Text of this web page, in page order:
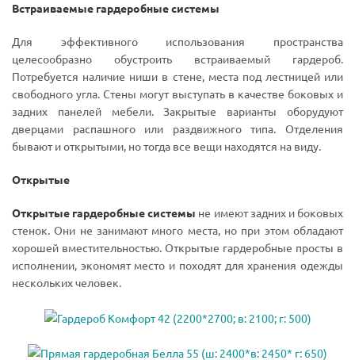
Встраиваемые гардеробные системы
Для эффективного использования пространства
целесообразно обустроить встраиваемый гардероб.
Потребуется наличие ниши в стене, места под лестницей или
свободного угла. Стены могут выступать в качестве боковых и
задних панелей мебели. Закрытые варианты оборудуют
дверцами распашного или раздвижного типа. Отделения
бывают и открытыми, но тогда все вещи находятся на виду.
Открытые
Открытые гардеробные системы не имеют задних и боковых
стенок. Они не занимают много места, но при этом обладают
хорошей вместительностью. Открытые гардеробные просты в
исполнении, экономят место и походят для хранения одежды
нескольких человек.